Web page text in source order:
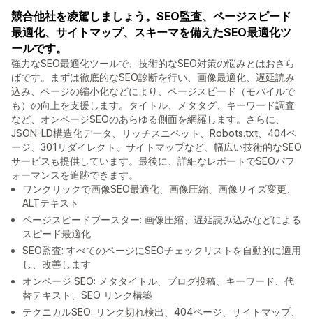
競合他社を凌駕しましょう。SEO監査、ページスピード
最適化、サイトマップ、スキーマを備えたSEO最適化ツ
ールです。
強力なSEO最適化ツールで、技術的なSEO対策の悩みとはおさら
ばです。まずは徹底的なSEO診断を行い、画像最適化、遅延読み
込み、ページの縮小化などにより、ページスピード（モバイルで
も）の向上を支援します。タイトル、メタタグ、キーワード調査
など、オンページSEOのあらゆる側面を網羅します。さらに、
JSON-LD構造化データ、リッチスニペット、Robots.txt、404ペ
ージ、301リダイレクト、サイトマップなど、幅広い技術的なSEO
サービスも提供しています。最後に、詳細なレポートでSEOパフ
ォーマンスを追跡できます。
ワンクリックで画像SEO最適化、画像圧縮、画像サイズ変更、
ALTテキスト
ページスピードブースター: 画像圧縮、遅延読み込みなどによる
スピード最適化
SEO監査: すべてのページにSEOチェックリストを自動的に適用
し、改善します
オンページ SEO: メタタイトル、ブログ投稿、キーワード、代
替テキスト、SEO リンク構築
テクニカルSEO: リンク切れ検出、404ページ、サイトマップ、